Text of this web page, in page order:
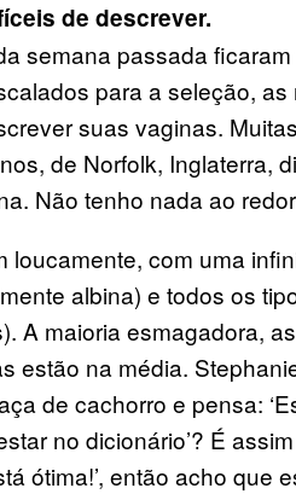
de descrever.
semana passada
para a seleção,
suas vaginas.
de Norfolk, Inglaterra,
Não tenho nada ao
loucamente, com uma
albina) e todos os
A maioria esmagadora,
estão na média.
de cachorro e pensa:
no dicionário’? É
ótima!’, então acho